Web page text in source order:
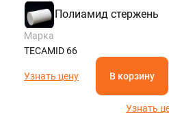
Полиамид стержень
Марка
TECAMID 66
Узнать цену В корзину
Узнать